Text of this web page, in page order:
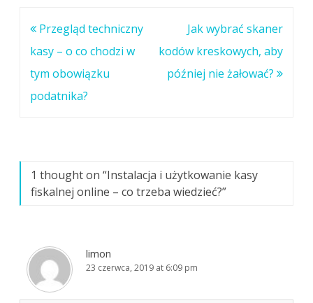
Nawigacja
wpisu
Przegląd techniczny
kasy – o co chodzi w
tym obowiązku
podatnika?
Jak wybrać skaner
kodów kreskowych, aby
później nie żałować?
1 thought on “Instalacja i użytkowanie kasy
fiskalnej online – co trzeba wiedzieć?”
limon
23 czerwca, 2019 at 6:09 pm